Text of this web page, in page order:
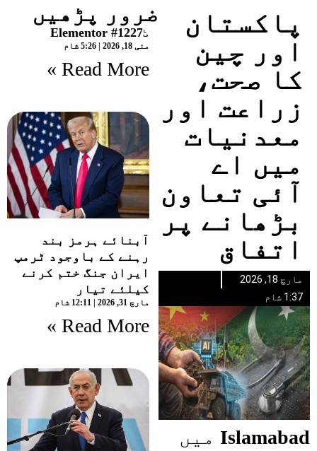
پاکستان
اور چین
کا صحت،
زراعت اور
معدنیات
میں اے
آئی تعاون
بڑھانے پر
اتفاق
مارچ 18, 2026
1:37 شام
Islamabad میں
ضرور پڑھیں
Elementor #12275
مئی 18, 2026 5:26 شام
Read More »
آبنائے ہرمز بند
رہنے کے باوجود ٹرمپ
ایران جنگ ختم کرنے
کیلئے تیار
مارچ 31, 2026 12:11 شام
Read More »